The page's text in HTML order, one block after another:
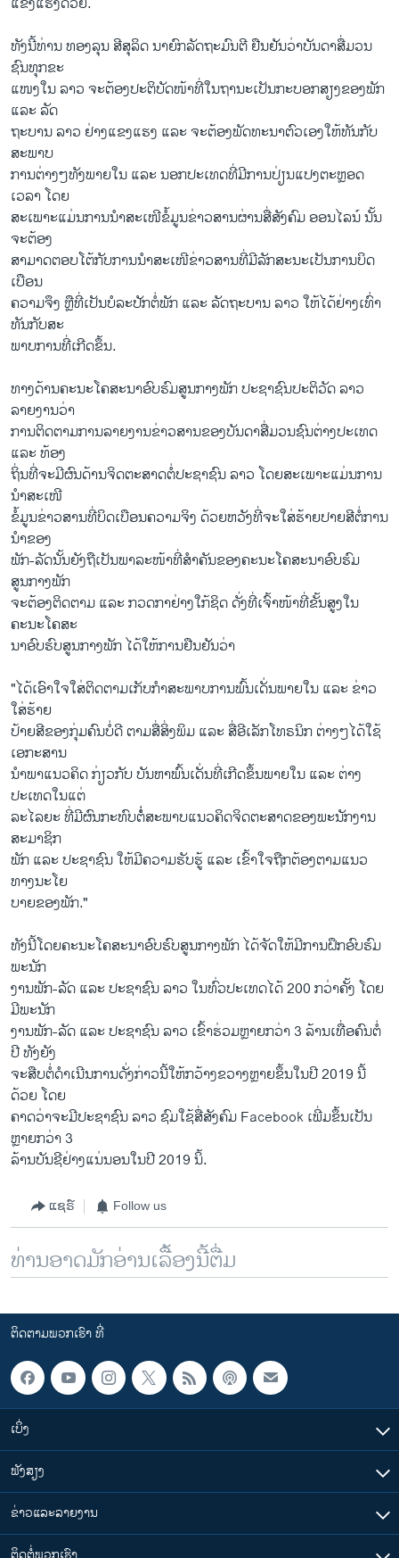
ທັງ​ນີ້​ທ່ານ ທອງ​ລຸນ ສີ​ສຸ​ລິດ ນາ​ຍົກ​ລັດ​ຖະ​ມົນ​ຕີ ຢືນ​ຢັນ​ວ່າ​ບັນ​ດາ​ສື່ມວນ​
ຊົນ​ທຸກ​ຂະ
ແໜງໃນ ລາວ ຈະຕ້ອງປະຕິບັດໜ້າທີ່ໃນຖານະເປັນກະບອກສຽງຂອງພັກ
ແລະ ລັດ
ຖະບານ ລາວ ຢ່າງແຂງແຮງ ແລະ ຈະຕ້ອງພັດທະນາຕົວເອງໃຫ້ທັນກັບ
ສະພາບ
ການຕ່າງໆທັງພາຍໃນ ແລະ ນອກປະເທດທີ່ມີການປ່ຽນແປງຕະຫຼອດ
ເວລາ ໂດຍ
ສະເພາະແມ່ນການນຳສະເໜີຂໍ້ມູນຂ່າວສານຜ່ານສື່ສັງຄົມ ອອນໄລນ໌ ນັ້ນ
ຈະຕ້ອງ
ສາມາດຕອບໂຕ້ກັບການນຳສະເໜີຂ່າວສານທີ່ມີລັກສະນະເປັນການບິດ
ເບືອນ
ຄວາມຈຶງ ຫຼືທີ່ເປັນບໍລະປັກຕໍ່ພັກ ແລະ ລັດຖະບານ ລາວ ໃຫ້ໄດ້ຢ່າງເທົ່າ
ທັນກັບສະ
ພາບການທີ່ເກີດຂຶ້ນ.
ທາງ​ດ້ານ​ຄະ​ນະ​ໂຄ​ສະ​ນາ​ອົບ​ຮົມ​ສູນ​ກາງ​ພັກ ປະ​ຊາ​ຊົນ​ປະ​ຕິ​ວັດ ລາວ
ລາຍ​ງານ​ວ່າ
ການຕິດຕາມການລາຍງານຂ່າວສານຂອງບັນດາສື່ມວນຊົນຕ່າງປະເທດ
ແລະ ທ້ອງ
ຖິ່ນທີ່ຈະມີຜົນດ້ານຈິດຕະສາດຕໍ່ປະຊາຊົນ ລາວ ໂດຍສະເພາະແມ່ນການ
ນຳສະເໜີ
ຂໍ້ມູນຂ່າວສານທີ່ບິດເບືອນຄວາມຈິງ ດ້ວຍຫວັງທີ່ຈະໃສ່ຮ້າຍປາຍສີຕໍ່ການ
ນຳຂອງ
ພັກ-ລັດນັ້ນຍັງຖືເປັນພາລະໜ້າທີ່ສຳຄັນຂອງຄະນະໂຄສະນາອົບຮົມ
ສູນກາງພັກ
ຈະຕ້ອງຕິດຕາມ ແລະ ກວດກາຢ່າງໃກ້ຊິດ ດັ່ງທີ່ເຈົ້າໜ້າທີ່ຂັ້ນສູງໃນ
ຄະນະໂຄສະ
ນາອົບຮົບສູນກາງພັກ ໄດ້ໃຫ້ການຢືນຢັນວ່າ
"ໄດ້​ເອົາ​ໃຈ​ໃສ່​ຕິດ​ຕາມ​ເກັບ​ກຳ​ສະ​ພາບ​ການ​ພົ້ນ​ເດັ່ນ​ພາຍ​ໃນ ແລະ ຂ່າວ​
ໃສ່​ຮ້າຍ​
ປ້າຍສີຂອງກຸ່ມຄົນບໍ່ດີ ຕາມສື່ສິ່ງພິມ ແລະ ສື່ອີເລັກໂທຣນິກ ຕ່າງໆໄດ້ໃຊ້
ເອກະສານ
ນຳພາແນວຄິດ ກ່ຽວກັບ ບັນຫາພົ້ນເດັ່ນທີ່ເກີດຂຶ້ນພາຍໃນ ແລະ ຕ່າງ
ປະເທດໃນແຕ່
ລະໄລຍະ ທີ່ມີຜົນກະທົບຕໍ່ໍ່ສະພາບແນວຄິດຈິດຕະສາດຂອງພະນັກງານ
ສະມາຊິກ
ພັກ ແລະ ປະຊາຊົນ ໃຫ້ມີຄວາມຮັບຮູ້ ແລະ ເຂົ້າໃຈຖືກຕ້ອງຕາມແນວ
ທາງນະໂຍ
ບາຍຂອງພັກ."
ທັງ​ນີ້​ໂດຍ​ຄະ​ນະ​ໂຄ​ສະ​ນາ​ອົບ​ຮ​ົບ​ສູນ​ກາງ​ພັກ ໄດ້​ຈັດ​ໃຫ້​ມີ​ການ​ຝຶກ​ອົບ​ຮົມ​
ພະ​ນັກ​
ງານພັກ-ລັດ ແລະ ປະຊາຊົນ ລາວ ໃນທົ່ວປະເທດໄດ້ 200 ກວ່າຄັ້ງ ໂດຍ
ມີພະນັກ
ງານພັກ-ລັດ ແລະ ປະຊາຊົນ ລາວ ເຂົ້າຮ່ວມຫຼາຍກວ່າ 3 ລ້ານເທື່ອຄົນຕໍ່
ປີ ທັງຍັງ
ຈະສືບຕໍ່ດຳເນີນການດັ່ງກ່າວນີ້ໃຫ້ກວ້າງຂວາງຫຼາຍຂຶ້ນໃນປີ 2019 ນີ້
ດ້ວຍ ໂດຍ
ຄາດວ່າຈະມີປະຊາຊົນ ລາວ ຊົມໃຊ້ສື່ສັງຄົມ Facebook ເພີ່ມຂຶ້ນເປັນ
ຫຼາຍກວ່າ 3
ລ້ານບັນຊີຢ່າງແນ່ນອນໃນປີ 2019 ນິ້.
ແຊຣ໌ Follow us
ທ່ານອາດມັກອ່ານເລື້ອງນີ້ຕື່ມ
ຕິດຕາມພວກເຮົາ ທີ່
ເບິ່ງ
ຟັງສຽງ
ຂ່າວແລະລາຍງານ